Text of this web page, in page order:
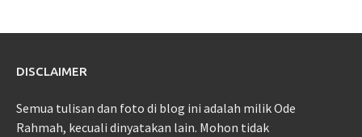
DISCLAIMER
Semua tulisan dan foto di blog ini adalah milik Ode
Rahmah, kecuali dinyatakan lain. Mohon tidak